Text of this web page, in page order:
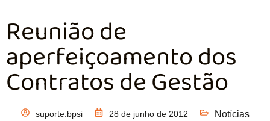
Reunião de
aperfeiçoamento dos
Contratos de Gestão
suporte.bpsi 28 de junho de 2012 Notícias